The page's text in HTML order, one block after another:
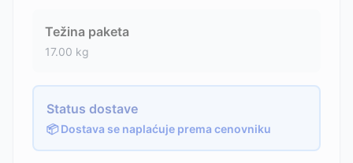
Težina paketa
17.00 kg
Status dostave
📦 Dostava se naplaćuje prema cenovniku